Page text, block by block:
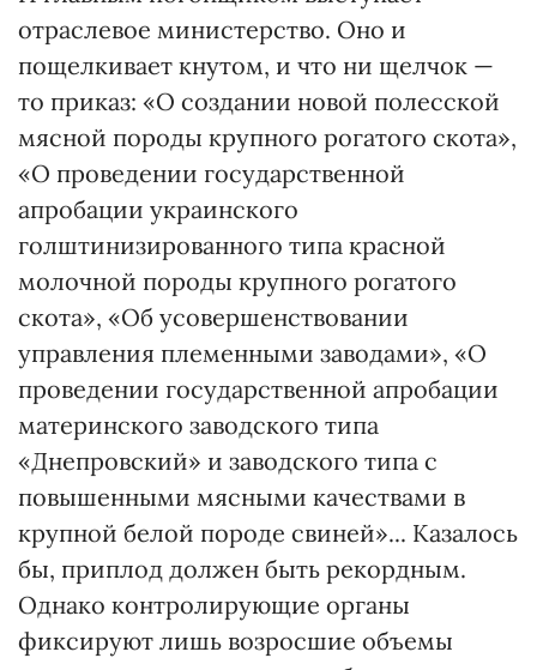
отраслевое министерство. Оно и
пощелкивает кнутом, и что ни щелчок —
то приказ: «О создании новой полесской
мясной породы крупного рогатого скота»,
«О проведении государственной
апробации украинского
голштинизированного типа красной
молочной породы крупного рогатого
скота», «Об усовершенствовании
управления племенными заводами», «О
проведении государственной апробации
материнского заводского типа
«Днепровский» и заводского типа с
повышенными мясными качествами в
крупной белой породе свиней»... Казалось
бы, приплод должен быть рекордным.
Однако контролирующие органы
фиксируют лишь возросшие объемы